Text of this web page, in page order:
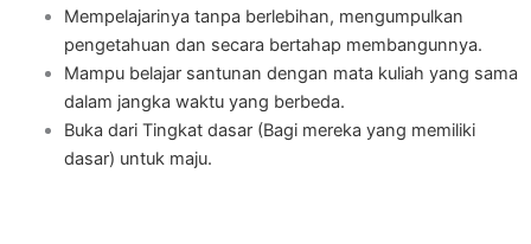
Mempelajarinya tanpa berlebihan, mengumpulkan
pengetahuan dan secara bertahap membangunnya.
Mampu belajar santunan dengan mata kuliah yang sama
dalam jangka waktu yang berbeda.
Buka dari Tingkat dasar (Bagi mereka yang memiliki
dasar) untuk maju.